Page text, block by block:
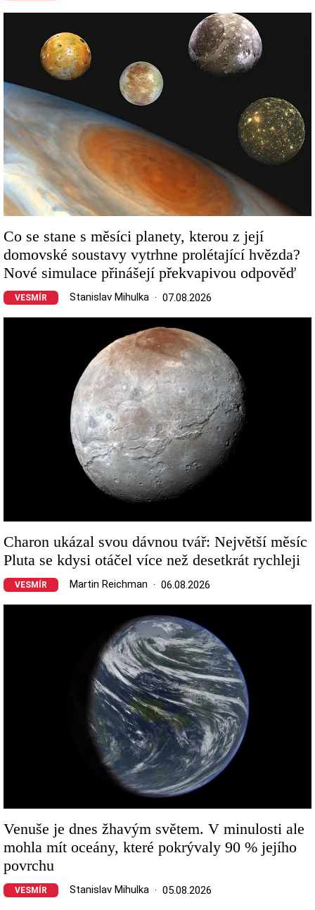
Co se stane s měsíci planety, kterou z její
domovské soustavy vytrhne prolétající hvězda?
Nové simulace přinášejí překvapivou odpověď
VESMÍR Stanislav Mihulka 07.08.2026
Charon ukázal svou dávnou tvář: Největší měsíc
Pluta se kdysi otáčel více než desetkrát rychleji
VESMÍR Martin Reichman 06.08.2026
Venuše je dnes žhavým světem. V minulosti ale
mohla mít oceány, které pokrývaly 90 % jejího
povrchu
VESMÍR Stanislav Mihulka 05.08.2026